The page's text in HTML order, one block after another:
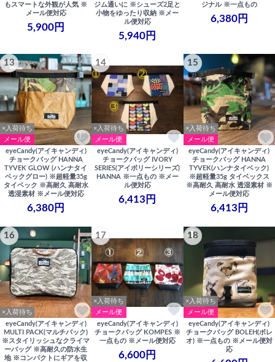
もスマートな外観が人気 ※
メール便対応
5,900円
ジム通いに ※シューズ2足と
小物をゆったり収納 ※メー
ル便対応
5,940円
ジナル ※一点もの
6,380円
13
×入荷待ち
メール便
eyeCandy(アイキャンディ)
チョークバッグ HANNA
TYVEK GLOW (ハンナタイ
ベックグロー) ※超軽量35g
タイベック ※高耐久 高耐水
透湿素材 ※メール便対応
6,380円
14
×入荷待ち
メール便
eyeCandy(アイキャンディ)
チョークバッグ IVORY
SERIES(アイボリーシリーズ)
HANNA ※一点もの ※メー
ル便対応
6,413円
15
×入荷待ち
メール便
eyeCandy(アイキャンディ)
チョークバッグ HANNA
TYVEK(ハンナタイベック)
※超軽量35g タイベックス
※高耐久 高耐水 透湿素材 ※
メール便対応
6,413円
16
×入荷待ち
eyeCandy(アイキャンディ)
MULTI PACK(マルチパック)
※スタイリッシュなクライマ
ーバッグ ※高耐久の防水生
地 ※コンパクトにギアを収
17
×入荷待ち
メール便
eyeCandy(アイキャンディ)
チョークバッグ KOMPES ※
一点もの ※メール便対応
6,600円
18
×入荷待ち
メール便
eyeCandy(アイキャンディ)
チョークバッグ BOLEH(ボレ
オ) ※一点もの ※メール便対
応